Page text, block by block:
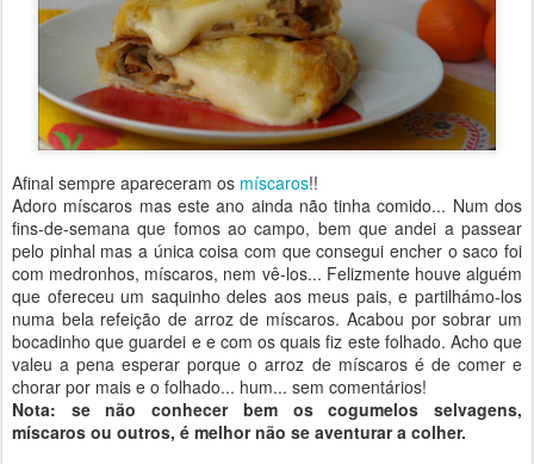
Afinal sempre apareceram os míscaros!!
Adoro míscaros mas este ano ainda não tinha comido... Num dos
fins-de-semana que fomos ao campo, bem que andei a passear
pelo pinhal mas a única coisa com que consegui encher o saco foi
com medronhos, míscaros, nem vê-los... Felizmente houve alguém
que ofereceu um saquinho deles aos meus pais, e partilhámo-los
numa bela refeição de arroz de míscaros. Acabou por sobrar um
bocadinho que guardei e e com os quais fiz este folhado. Acho que
valeu a pena esperar porque o arroz de míscaros é de comer e
chorar por mais e o folhado... hum... sem comentários!
Nota: se não conhecer bem os cogumelos selvagens,
míscaros ou outros, é melhor não se aventurar a colher.